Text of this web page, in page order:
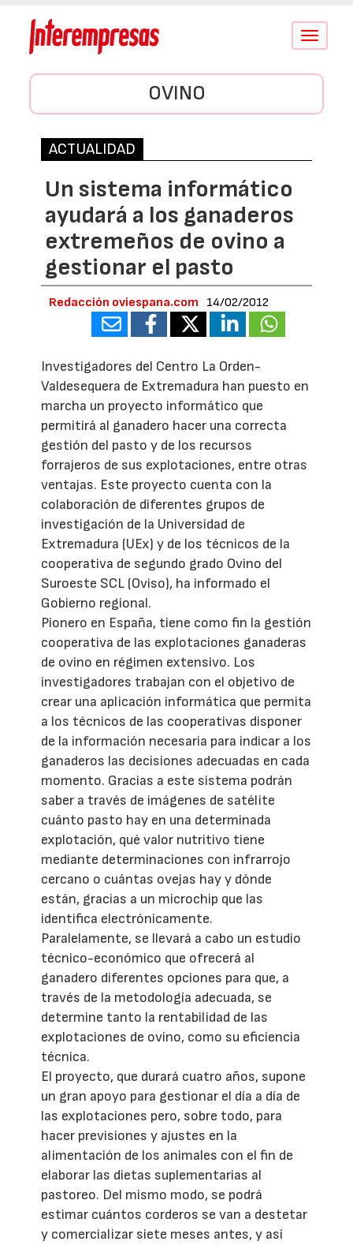
Conmutar
OVINO
ACTUALIDAD
Un sistema informático
ayudará a los ganaderos
extremeños de ovino a
gestionar el pasto
Redacción oviespana.com 14/02/2012
Investigadores del Centro La Orden-
Valdesequera de Extremadura han puesto en
marcha un proyecto informático que
permitirá al ganadero hacer una correcta
gestión del pasto y de los recursos
forrajeros de sus explotaciones, entre otras
ventajas. Este proyecto cuenta con la
colaboración de diferentes grupos de
investigación de la Universidad de
Extremadura (UEx) y de los técnicos de la
cooperativa de segundo grado Ovino del
Suroeste SCL (Oviso), ha informado el
Gobierno regional.
Pionero en España, tiene como fin la gestión
cooperativa de las explotaciones ganaderas
de ovino en régimen extensivo. Los
investigadores trabajan con el objetivo de
crear una aplicación informática que permita
a los técnicos de las cooperativas disponer
de la información necesaria para indicar a los
ganaderos las decisiones adecuadas en cada
momento. Gracias a este sistema podrán
saber a través de imágenes de satélite
cuánto pasto hay en una determinada
explotación, qué valor nutritivo tiene
mediante determinaciones con infrarrojo
cercano o cuántas ovejas hay y dónde
están, gracias a un microchip que las
identifica electrónicamente.
Paralelamente, se llevará a cabo un estudio
técnico-económico que ofrecerá al
ganadero diferentes opciones para que, a
través de la metodología adecuada, se
determine tanto la rentabilidad de las
explotaciones de ovino, como su eficiencia
técnica.
El proyecto, que durará cuatro años, supone
un gran apoyo para gestionar el día a día de
las explotaciones pero, sobre todo, para
hacer previsiones y ajustes en la
alimentación de los animales con el fin de
elaborar las dietas suplementarias al
pastoreo. Del mismo modo, se podrá
estimar cuántos corderos se van a destetar
y comercializar siete meses antes, y así